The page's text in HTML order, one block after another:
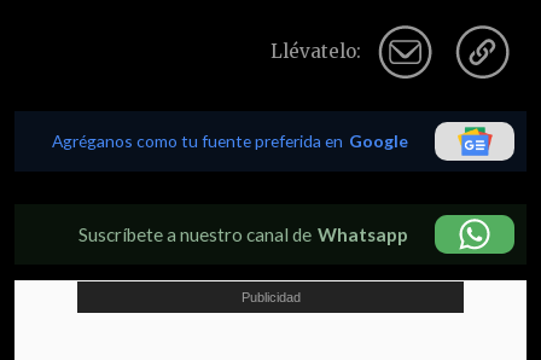
Llévatelo:
Agréganos como tu fuente preferida en Google
Suscríbete a nuestro canal de Whatsapp